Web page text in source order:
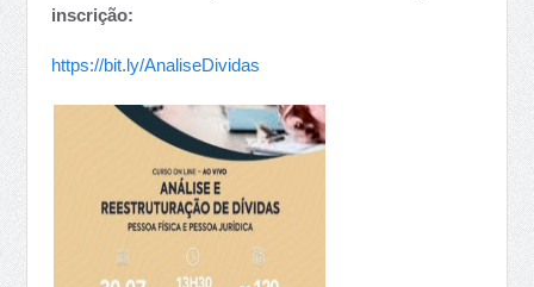
inscrição:
https://bit.ly/AnaliseDividas